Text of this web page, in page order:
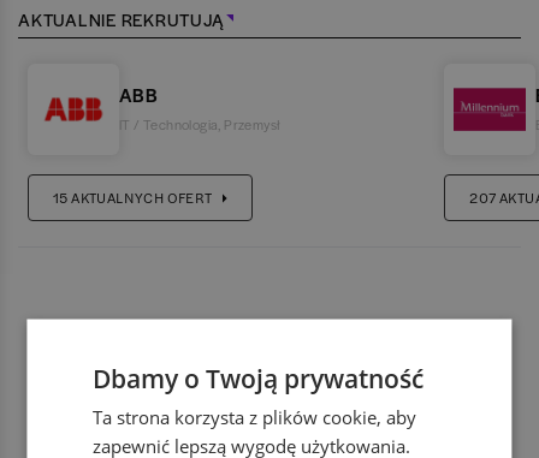
AKTUALNIE REKRUTUJĄ
ABB
IT / Technologia Przemysł
15AKTUALNYCH OFERT 207
Dbamy o Twoją prywatność
Ta strona korzysta z plików cookie, aby
zapewnić lepszą wygodę użytkowania.